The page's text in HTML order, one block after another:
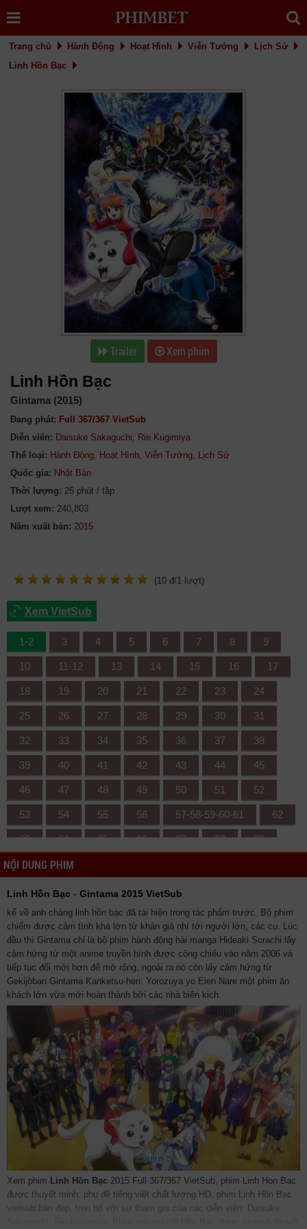
Trang chủ Hành Động Hoạt Hình Viễn Tưởng
Lịch Sử
Linh Hồn Bạc
Trailer Xem phim
Linh Hồn Bạc
Gintama (2015)
Đang phát: Full 367/367 VietSub
Diễn viên: Daisuke Sakaguchi, Rie Kugimiya
Thể loại: Hành Động, Hoạt Hình, Viễn Tưởng, Lịch Sử
Quốc gia: Nhật Bản
Thời lượng: 25 phút / tập
Lượt xem: 240,803
Năm xuất bản:
(10 đ/1 lượt)
Xem VietSub
1-2 3 4 5 6 7 8 9
10 11-12 13 14 15 16 17
18 19 20 21 22 23 24
25 26 27 28 29 30 31
32 33 34 35 36 37 38
39 40 41 42 43 44 45
46 47 48 49 50 51 52
53 54 55 56 57-58-59-60-61 62
63 64 65 66 67 68 69
70 71
77 78 79 80 81
84 85 86 87 88 89 90
91 92 93 94 95 96 97
98 99 100 101 102 103
104 105 106 107 108 109
112 114 115
116 117 118 119 120 121
122 123 124 125 126 127
128 129 130 131 132 133
134 135 136 137 138 139
140 141 142 143 144 145
148 149 151
152 153 154 155 156 157
158 159 160 161 162 163
NỘI DUNG PHIM
Linh Hồn Bạc - Gintama 2015 VietSub
kể về anh chàng linh hồn bạc đã tái hiện trong tác phẩm trước. Bộ phim
chiếm được cảm tình khá lớn từ khán giả nhí tới người lớn, các cụ. Lúc
đầu thì Gintama chỉ là bộ phim hành động hài manga Hideaki Sorachi lấy
cảm hứng từ một anime truyền hình được công chiếu vào năm 2006 và
tiếp tục đổi mới hơn để mở rộng, ngoài ra nó còn lấy cảm hứng từ
Gekijōban Gintama Kanketsu-hen: Yorozuya yo Eien Nare một phim ăn
khách lớn vừa mới hoàn thành bởi các nhà biên kịch.
Xem phim Linh Hồn Bạc 2015 Full 367/367 VietSub, phim Linh Hon Bac
được thuyết minh, phụ đề tiếng việt chất lượng HD, phim Linh Hồn Bạc
vietsub bản đẹp, trọn bộ với sự tham gia của các diễn viên: Daisuke